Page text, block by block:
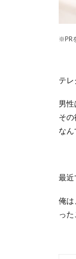
※PR
テレ
男性
そ
なん
最近
俺は
っ